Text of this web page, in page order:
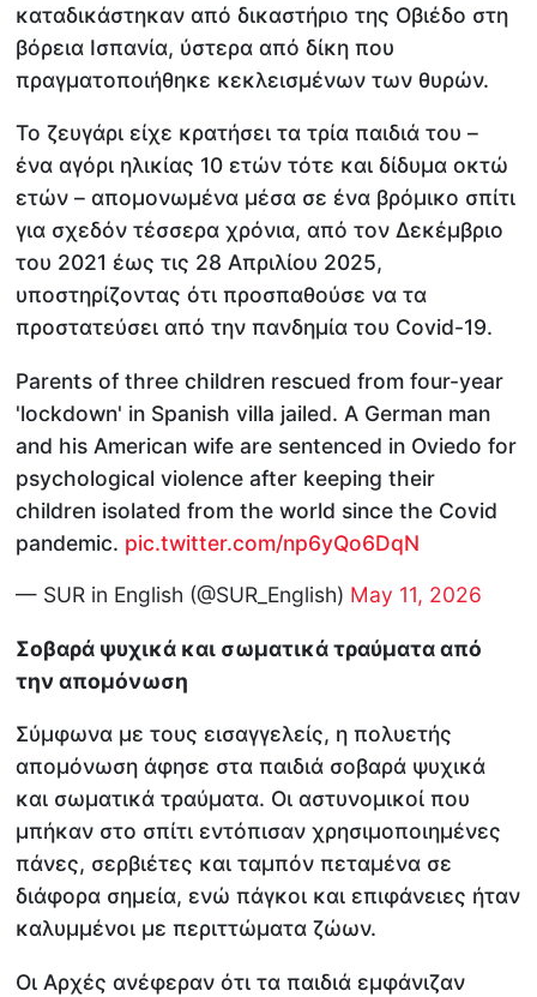
καταδικάστηκαν από δικαστήριο της Οβιέδο στη
βόρεια Ισπανία, ύστερα από δίκη που
πραγματοποιήθηκε κεκλεισμένων των θυρών.
Το ζευγάρι είχε κρατήσει τα τρία παιδιά του –
ένα αγόρι ηλικίας 10 ετών τότε και δίδυμα οκτώ
ετών – απομονωμένα μέσα σε ένα βρόμικο σπίτι
για σχεδόν τέσσερα χρόνια, από τον Δεκέμβριο
του 2021 έως τις 28 Απριλίου 2025,
υποστηρίζοντας ότι προσπαθούσε να τα
προστατεύσει από την πανδημία του Covid-19.
Parents of three children rescued from four-year
'lockdown' in Spanish villa jailed. A German man
and his American wife are sentenced in Oviedo for
psychological violence after keeping their
children isolated from the world since the Covid
pandemic. pic.twitter.com/np6yQo6DqN
— SUR in English (@SUR_English) May 11, 2026
Σοβαρά ψυχικά και σωματικά τραύματα από
την απομόνωση
Σύμφωνα με τους εισαγγελείς, η πολυετής
απομόνωση άφησε στα παιδιά σοβαρά ψυχικά
και σωματικά τραύματα. Οι αστυνομικοί που
μπήκαν στο σπίτι εντόπισαν χρησιμοποιημένες
πάνες, σερβιέτες και ταμπόν πεταμένα σε
διάφορα σημεία, ενώ πάγκοι και επιφάνειες ήταν
καλυμμένοι με περιττώματα ζώων.
Οι Αρχές ανέφεραν ότι τα παιδιά εμφάνιζαν